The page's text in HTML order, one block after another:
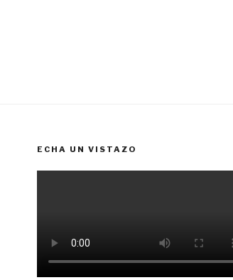
ECHA UN VISTAZO